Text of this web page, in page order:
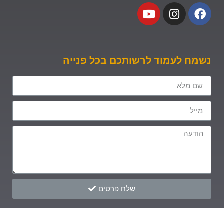
נשמח לעמוד לרשותכם בכל פנייה
שלח פרטים